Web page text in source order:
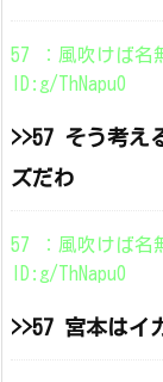
57 ：風吹けば名
ID:g/ThNapu0
>>57 そう考え
ズだわ
57 ：風吹けば名
ID:g/ThNapu0
>>57 宮本はイ